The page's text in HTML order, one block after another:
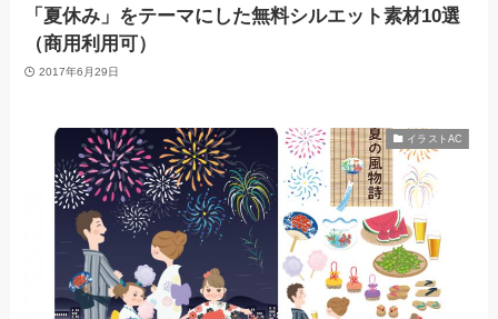
「夏休み」をテーマにした無料シルエット素材10選
（商用利用可）
2017年6月29日
イラストAC